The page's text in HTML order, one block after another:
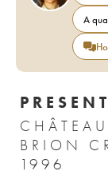
A
BRION
1996